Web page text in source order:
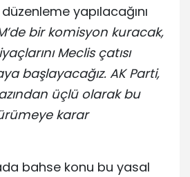
yapılacağını
bir komisyon kuracak,
Meclis çatısı
başlayacağız. AK Parti,
azından üçlü olarak bu
karar
bahse konu bu yasal